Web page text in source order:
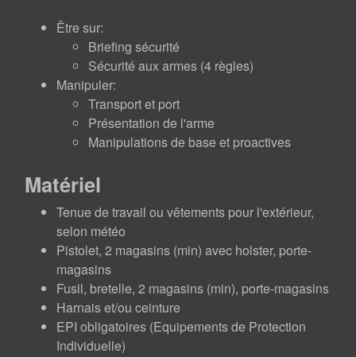
Être sur:
Briefing sécurité
Sécurité aux armes (4 règles)
Manipuler:
Transport et port
Présentation de l'arme
Manipulations de base et proactives
Matériel
Tenue de travail ou vêtements pour l'extérieur,
selon météo
Pistolet, 2 magasins (min) avec holster, porte-
magasins
Fusil, bretelle, 2 magasins (min), porte-magasins
Harnais et/ou ceinture
EPI obligatoires (Equipements de Protection
Individuelle)